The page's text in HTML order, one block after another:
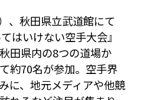
、秋田県立武道館にて
はいけない空手大会』
田県内の8つの道場か
約70名が参加。空手界
に、地元メディアや他競